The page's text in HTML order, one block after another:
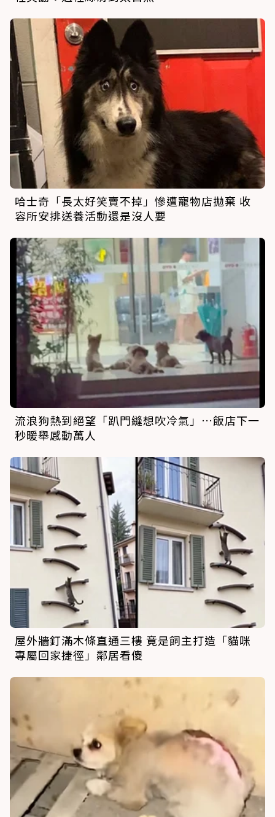
哈士奇「長太好笑賣不掉」慘遭寵物店拋棄 收
容所安排送養活動還是沒人要
流浪狗熱到絕望「趴門縫想吹冷氣」…飯店下一
秒暖舉感動萬人
屋外牆釘滿木條直通三樓 竟是飼主打造「貓咪
專屬回家捷徑」鄰居看傻